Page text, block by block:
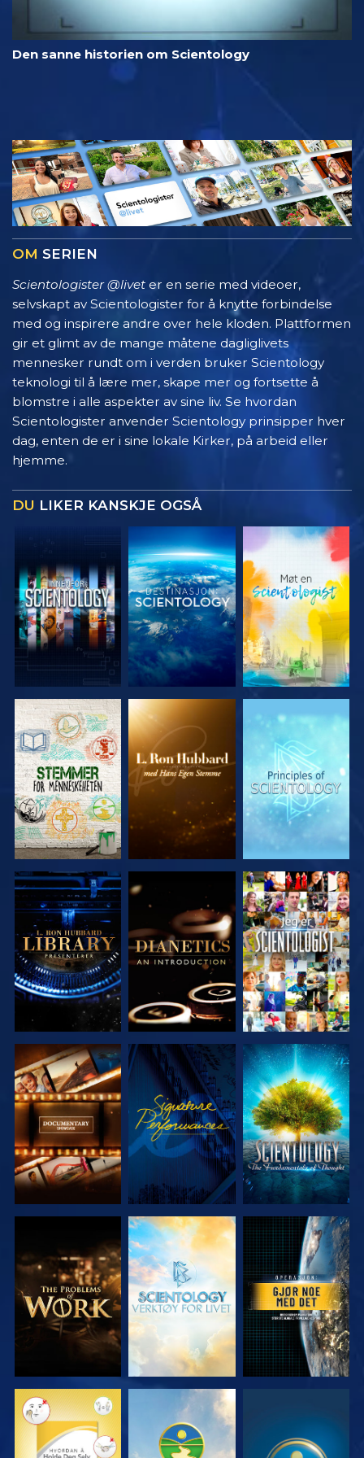
Den sanne historien om Scientology
OM SERIEN
Scientologister @livet er en serie med videoer,
selvskapt av Scientologister for å knytte forbindelse
med og inspirere andre over hele kloden. Plattformen
gir et glimt av de mange måtene dagliglivets
mennesker rundt om i verden bruker Scientology
teknologi til å lære mer, skape mer og fortsette å
blomstre i alle aspekter av sine liv. Se hvordan
Scientologister anvender Scientology prinsipper hver
dag, enten de er i sine lokale Kirker, på arbeid eller
hjemme.
DU LIKER KANSKJE OGSÅ
UTFORSK
SERIEN
UTFORSK
SERIEN
UTFORSK
SERIEN
UTFORSK
SERIEN
UTFORSK
SERIEN
SE
UTFORSK
SERIEN
SE
UTFORSK
SERIEN
UTFORSK
SERIEN
UTFORSK
SERIEN
SE
SE SE SE